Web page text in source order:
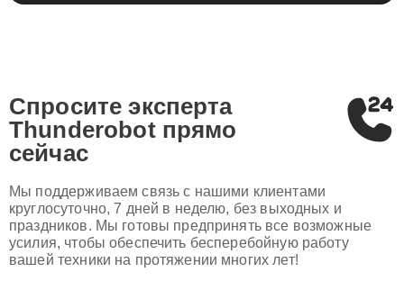
Спросите эксперта
Thunderobot прямо
сейчас
Мы поддерживаем связь с нашими клиентами
круглосуточно, 7 дней в неделю, без выходных и
праздников. Мы готовы предпринять все возможные
усилия, чтобы обеспечить бесперебойную работу
вашей техники на протяжении многих лет!